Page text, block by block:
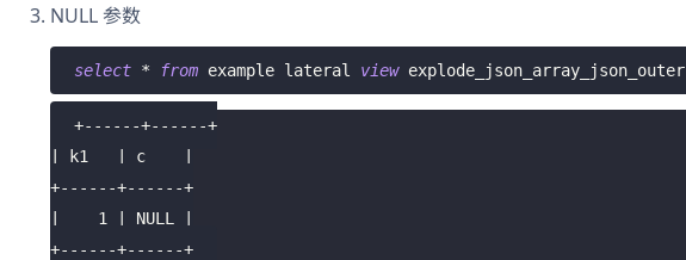
NULL 参数
select * from example lateral view explode_json_array_json_outer
+------+------+
| k1   | c    |
+------+------+
|    1 | NULL |
+------+------+